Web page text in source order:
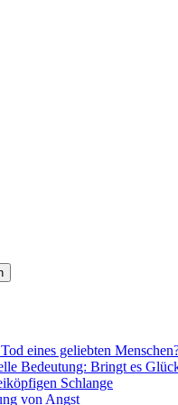
eines geliebten
Bedeutung: Bringt es
Schlange
von Angst